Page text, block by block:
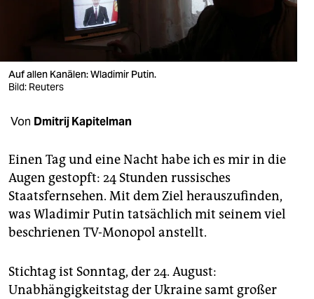
verlag
shop
fragen & hilfe
unterstützen
abo
genossenschaft
epaper login
Auf allen Kanälen: Wladimir Putin.
Bild: Reuters
Von Dmitrij Kapitelman
Einen Tag und eine Nacht habe ich es mir in die
Augen gestopft: 24 Stunden russisches
Staatsfernsehen. Mit dem Ziel herauszufinden,
was Wladimir Putin tatsächlich mit seinem viel
beschrienen TV-Monopol anstellt.
Stichtag ist Sonntag, der 24. August:
Unabhängigkeitstag der Ukraine samt großer